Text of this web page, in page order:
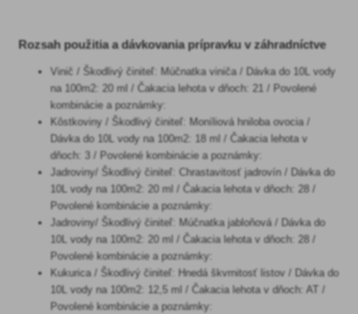
Rozsah použitia a dávkovania prípravku v záhradníctve
Vinič / Škodlivý činiteľ: Múčnatka viniča / Dávka do 10L vody
na 100m2: 20 ml / Čakacia lehota v dňoch: 21 / Povolené
kombinácie a poznámky:
Kôstkoviny / Škodlivý činiteľ: Moníliová hniloba ovocia /
Dávka do 10L vody na 100m2: 18 ml / Čakacia lehota v
dňoch: 3 / Povolené kombinácie a poznámky:
Jadroviny/ Škodlivý činiteľ: Chrastavitosť jadrovín / Dávka do
10L vody na 100m2: 20 ml / Čakacia lehota v dňoch: 28 /
Povolené kombinácie a poznámky:
Jadroviny/ Škodlivý činiteľ: Múčnatka jabloňová / Dávka do
10L vody na 100m2: 20 ml / Čakacia lehota v dňoch: 28 /
Povolené kombinácie a poznámky:
Kukurica / Škodlivý činiteľ: Hnedá škvrnitosť listov / Dávka do
10L vody na 100m2: 12,5 ml / Čakacia lehota v dňoch: AT /
Povolené kombinácie a poznámky: